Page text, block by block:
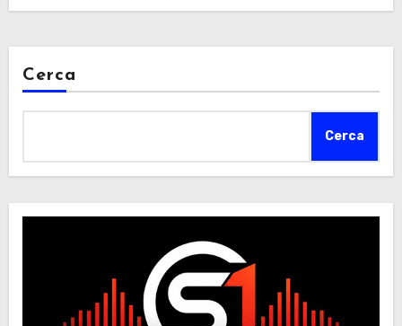
Cerca
Cerca